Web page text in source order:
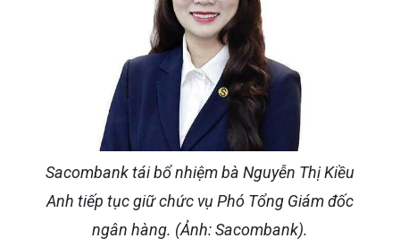
Sacombank tái bổ nhiệm bà Nguyễn Thị Kiều
Anh tiếp tục giữ chức vụ Phó Tổng Giám đốc
ngân hàng. (Ảnh: Sacombank).